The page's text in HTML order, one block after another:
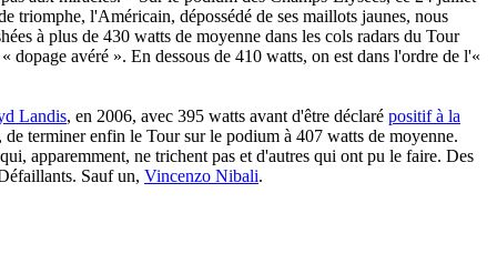
triomphe, l'Américain, dépossédé de ses maillots jaunes, nous
à plus de 430 watts de moyenne dans les cols radars du Tour
avéré ». En dessous de 410 watts, on est dans l'ordre de l'«
Landis, en 2006, avec 395 watts avant d'être déclaré positif à la
terminer enfin le Tour sur le podium à 407 watts de moyenne.
apparemment, ne trichent pas et d'autres qui ont pu le faire. Des
Sauf un, Vincenzo Nibali.